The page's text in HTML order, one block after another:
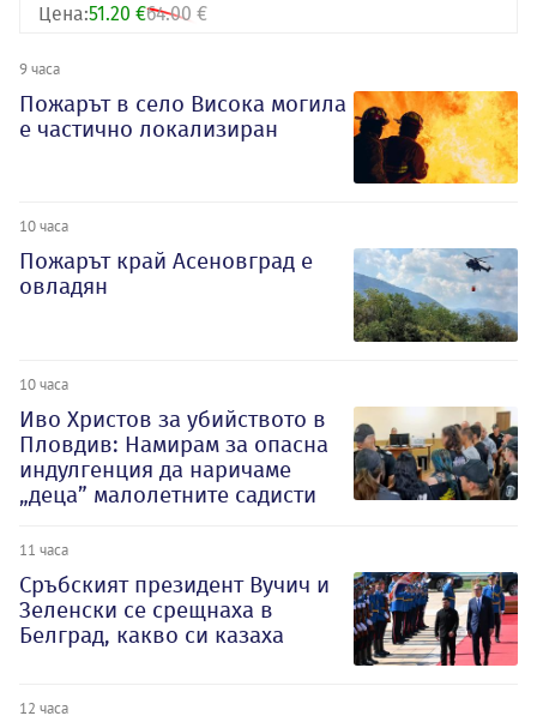
Цена:51.20 €64.00 €
9 часа
Пожарът в село Висока могила
е частично локализиран
10 часа
Пожарът край Асеновград е
овладян
10 часа
Иво Христов за убийството в
Пловдив: Намирам за опасна
индулгенция да наричаме
„деца” малолетните садисти
11 часа
Сръбският президент Вучич и
Зеленски се срещнаха в
Белград, какво си казаха
12 часа